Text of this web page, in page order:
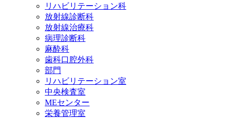
リハビリテーション科
放射線診断科
放射線治療科
病理診断科
麻酔科
歯科口腔外科
部門
リハビリテーション室
中央検査室
MEセンター
栄養管理室